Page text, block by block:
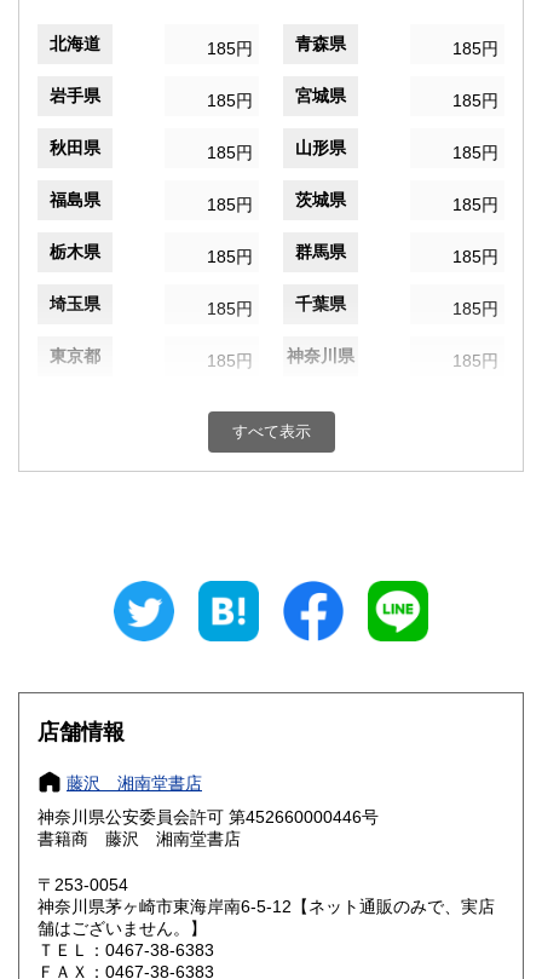
北海道 185円 青森県 185円
岩手県 185円 宮城県 185円
秋田県 185円 山形県 185円
福島県 185円 茨城県 185円
栃木県 185円 群馬県 185円
埼玉県 185円 千葉県 185円
東京都 185円 神奈川県 185円
185円 富山県
185円 三重県
大阪府
奈良県
鳥取県 185円 島根県
岡山県
山口県
すべて表示
店舗情報
藤沢 湘南堂書店
神奈川県公安委員会許可 第452660000446号
書籍商 藤沢 湘南堂書店
〒253-0054
神奈川県茅ヶ崎市東海岸南6-5-12【ネット通販のみで、実店
舗はございません。】
ＴＥＬ：0467-38-6383
ＦＡＸ：0467-38-6383